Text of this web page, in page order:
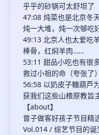
乎乎的砂锅可太舒坦了
47:08 炖菜也是北京冬
炖一大堆，炖一次够吃
49:13 北京人也太爱吃
棒骨，红焖羊肉……
53:11 甜品小吃也有很
救过小祖的命（夸张了）
56:58 以奶皮子糖葫芦
获我们这些山楂原教旨
【about】
曾子做客好孩子节目精
Vol.014 / 综艺节目的